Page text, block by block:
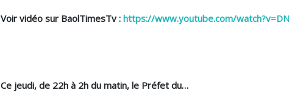
Voir vidéo sur BaolTimesTv : https://www.youtube.com/
Ce jeudi, de 22h à 2h du matin, le Préfet du…